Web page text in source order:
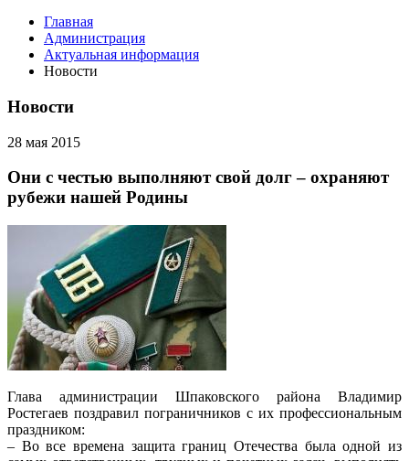
Главная
Администрация
Актуальная информация
Новости
Новости
28 мая 2015
Они с честью выполняют свой долг – охраняют
рубежи нашей Родины
Глава администрации Шпаковского района Владимир
Ростегаев поздравил пограничников с их профессиональным
праздником:
– Во все времена защита границ Отечества была одной из